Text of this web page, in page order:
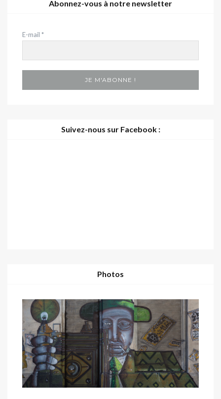
Abonnez-vous à notre newsletter
E-mail *
Suivez-nous sur Facebook :
Photos